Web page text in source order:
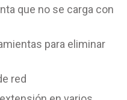
que no se carga con
para eliminar
red